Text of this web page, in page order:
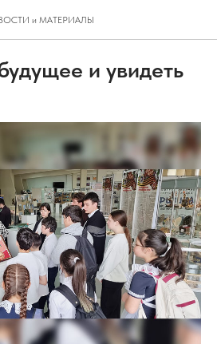
и МАТЕРИАЛЫ
и увидеть